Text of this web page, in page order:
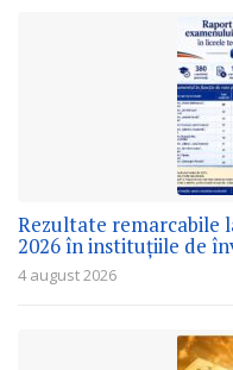
Rezultate remarcabile
2026 în instituțiile de
4 august 2026